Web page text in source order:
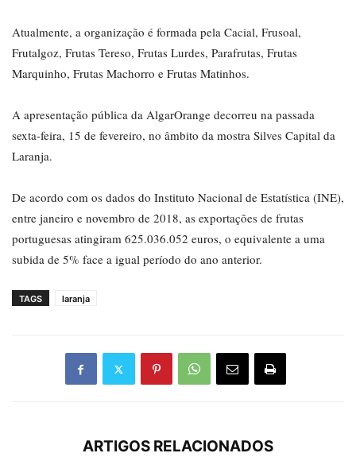
Atualmente, a organização é formada pela Cacial, Frusoal,
Frutalgoz, Frutas Tereso, Frutas Lurdes, Parafrutas, Frutas
Marquinho, Frutas Machorro e Frutas Matinhos.
A apresentação pública da AlgarOrange decorreu na passada
sexta-feira, 15 de fevereiro, no âmbito da mostra Silves Capital da
Laranja.
De acordo com os dados do Instituto Nacional de Estatística (INE),
entre janeiro e novembro de 2018, as exportações de frutas
portuguesas atingiram 625.036.052 euros, o equivalente a uma
subida de 5% face a igual período do ano anterior.
TAGS laranja
ARTIGOS RELACIONADOS